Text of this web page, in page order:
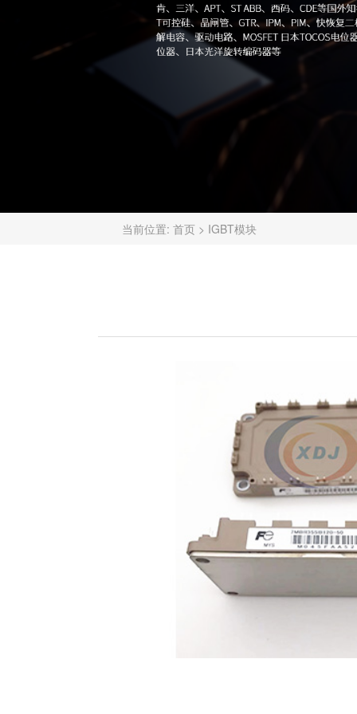
当前位置: 首页 > IGBT模块